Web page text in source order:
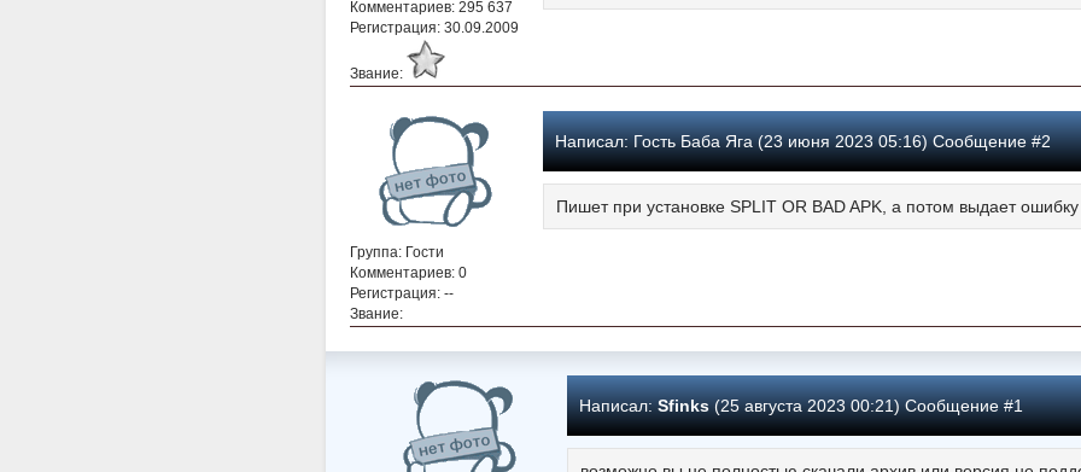
Комментариев: 295 637
Регистрация: 30.09.2009
Звание:
Группа: Гости
Комментариев: 0
Регистрация: --
Звание:
Написал:Гость Баба Яга (23 июня 2023 05:16) Сообщение #2
Пишет при установке SPLIT OR BAD APK, а потом выдает
Написал: Sfinks(25 августа 2023 00:21) Сообщение #1